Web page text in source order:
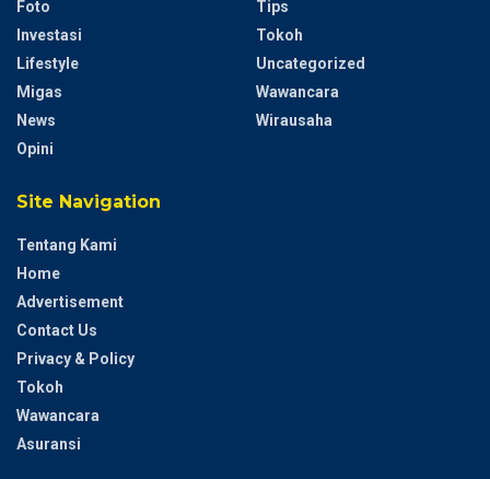
Foto
Investasi
Lifestyle
Migas
News
Opini
Tips
Tokoh
Uncategorized
Wawancara
Wirausaha
Site Navigation
Tentang Kami
Home
Advertisement
Contact Us
Privacy & Policy
Tokoh
Wawancara
Asuransi